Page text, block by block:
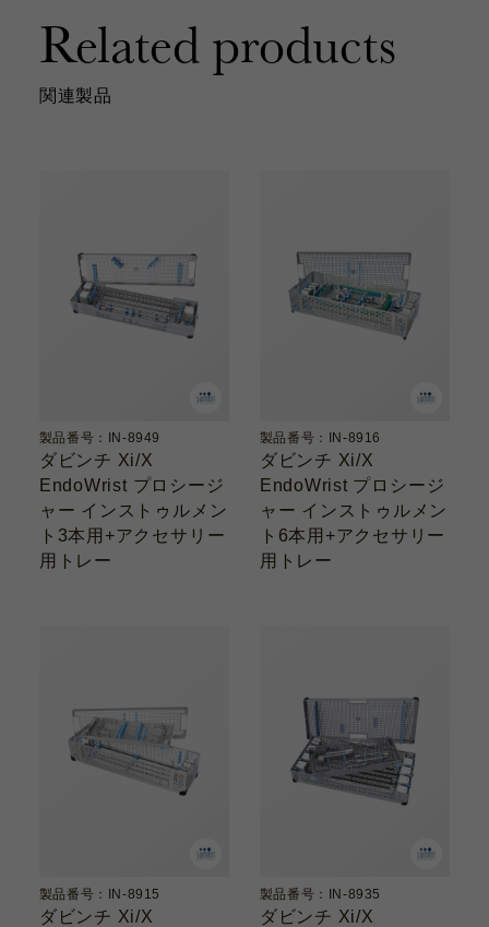
Related products
関連製品
製品番号：IN-8949
ダビンチ Xi/X
EndoWrist プロシージ
ャー インストゥルメン
ト3本用+アクセサリー
用トレー
製品番号：IN-8916
ダビンチ Xi/X
EndoWrist プロシージ
ャー インストゥルメン
ト6本用+アクセサリー
用トレー
製品番号：IN-8915
ダビンチ Xi/X
製品番号：IN-8935
ダビンチ Xi/X